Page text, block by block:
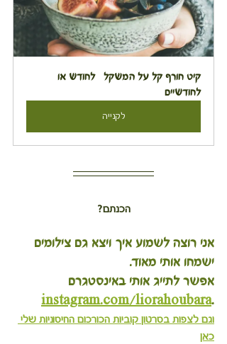
קיט חורף קל על המשקל   לחודש או
לחודשיים
לקנייה
הכנתם?
אני רוצה לשמוע איך ויצא גם צילומים
ישמחו אותי מאוד.
אפשר לתייג אותי באינסטגרם
.
instagram.com/liorahoubara
וגם לצפות בסרטון קוביות הכורכום החיסוניות שלי
כאן